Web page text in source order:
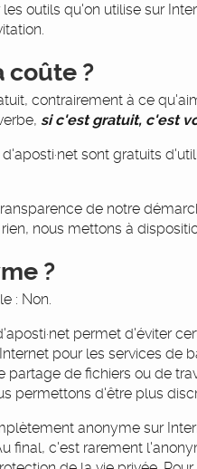
outils qu'on utilise sur
coûte ?
contrairement à ce
si c'est gratuit, c'est
sont gratuits
de notre
nous mettons à
?
: Non.
permet d'éviter
pour les services de
partage de fichiers ou de
permettons d'être plus
anonyme sur
final, c'est rarement